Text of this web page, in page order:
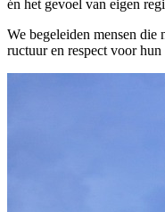
én het gevoel van eigen
We begeleiden mensen die
ructuur en respect voor hun